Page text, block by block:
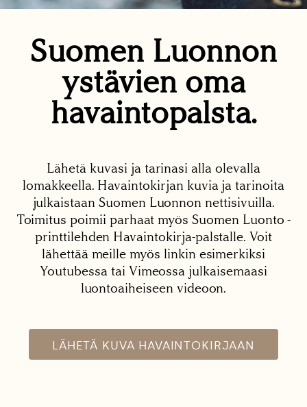
Suomen Luonnon
ystävien oma
havaintopalsta.
Lähetä kuvasi ja tarinasi alla olevalla
lomakkeella. Havaintokirjan kuvia ja tarinoita
julkaistaan Suomen Luonnon nettisivuilla.
Toimitus poimii parhaat myös Suomen Luonto -
printtilehden Havaintokirja-palstalle. Voit
lähettää meille myös linkin esimerkiksi
Youtubessa tai Vimeossa julkaisemaasi
luontoaiheiseen videoon.
LÄHETÄ KUVA HAVAINTOKIRJAAN